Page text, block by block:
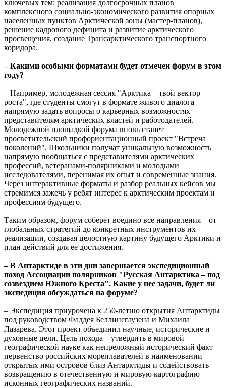
ключевых тем: реализация долгосрочных планов
комплексного социально-экономического развития опорных
населенных пунктов Арктической зоны (мастер-планов),
решение кадрового дефицита и развитие арктического
просвещения, создание Трансарктического транспортного
коридора.
– Какими особыми форматами будет отмечен форум в этом
году?
– Например, молодежная сессия "Арктика – твой вектор
роста", где студенты смогут в формате живого диалога
напрямую задать вопросы о карьерных возможностях
представителям арктических властей и работодателей.
Молодежной площадкой форума вновь станет
просветительский профориентационный проект "Встреча
поколений". Школьники получат уникальную возможность
напрямую пообщаться с представителями арктических
профессий, ветеранами-полярниками и молодыми
исследователями, перенимая их опыт и современные знания.
Через интерактивные форматы и разбор реальных кейсов мы
стремимся зажечь у ребят интерес к арктическим проектам и
профессиям будущего.
Таким образом, форум соберет воедино все направления – от
глобальных стратегий до конкретных инструментов их
реализации, создавая целостную картину будущего Арктики и
план действий для ее достижения.
– В Антарктиде в эти дни завершается экспедиционный
поход Ассоциации полярников "Русская Антарктика – под
созвездием Южного Креста". Какие у нее задачи, будет ли
экспедиция обсуждаться на форуме?
– Экспедиция приурочена к 250-летию открытия Антарктиды
под руководством Фаддея Беллинсгаузена и Михаила
Лазарева. Этот проект объединил научные, исторические и
духовные цели. Цель похода – утвердить в мировой
географической науке как непреложный исторический факт
первенство российских мореплавателей в наименовании
открытых ими островов близ Антарктиды и содействовать
возвращению в отечественную и мировую картографию
исконных географических названий.